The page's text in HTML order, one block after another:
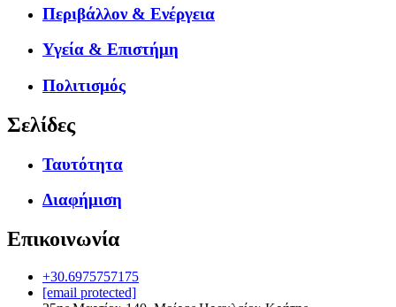
Περιβάλλον & Ενέργεια
Υγεία & Επιστήμη
Πολιτισμός
Σελίδες
Ταυτότητα
Διαφήμιση
Επικοινωνία
+30.6975757175
[email protected]